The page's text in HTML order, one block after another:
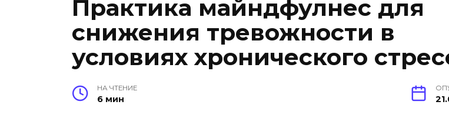
Практика майндфулнес для
снижения тревожности в
условиях хронического
НА ЧТЕНИЕ
6 мин